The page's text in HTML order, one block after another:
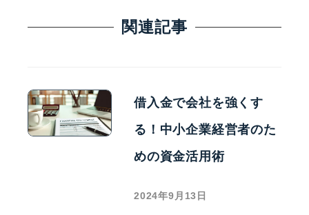
関連記事
借入金で会社を強くす
る！中小企業経営者のた
めの資金活用術
2024年9月13日